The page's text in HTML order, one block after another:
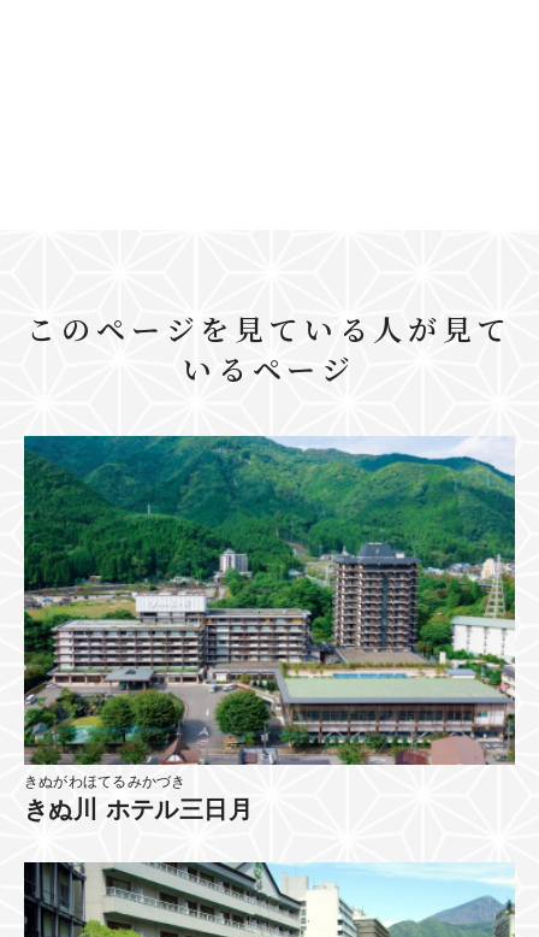
このページを見ている人が見て
いるページ
きぬがわほてるみかづき
きぬ川 ホテル三日月